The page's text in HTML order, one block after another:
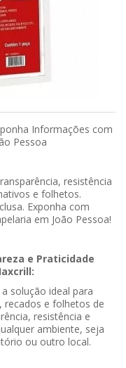
Informações com
Pessoa
resistência
e folhetos.
Exponha com
em João Pessoa!
e Praticidade
solução ideal para
recados e folhetos de
resistência e
ambiente, seja
ou outro local.